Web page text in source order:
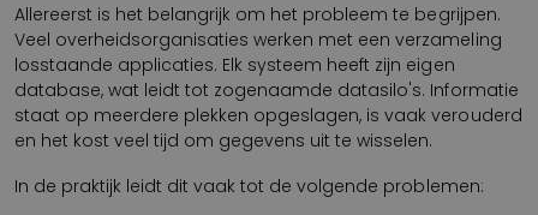
Allereerst is het belangrijk om het probleem te begrijpen.
Veel overheidsorganisaties werken met een verzameling
losstaande applicaties. Elk systeem heeft zijn eigen
database, wat leidt tot zogenaamde datasilo's. Informatie
staat op meerdere plekken opgeslagen, is vaak verouderd
en het kost veel tijd om gegevens uit te wisselen.
In de praktijk leidt dit vaak tot de volgende problemen: